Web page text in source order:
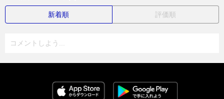
新着順 評価順
コメントしよう...